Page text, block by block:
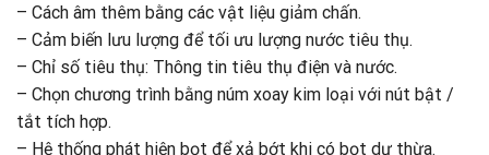
– Cách âm thêm bằng các vật liệu giảm chấn.
– Cảm biến lưu lượng để tối ưu lượng nước tiêu thụ.
– Chỉ số tiêu thụ: Thông tin tiêu thụ điện và nước.
– Chọn chương trình bằng núm xoay kim loại với nút bật /
tắt tích hợp.
– Hệ thống phát hiện bọt để xả bớt khi có bọt dư thừa.